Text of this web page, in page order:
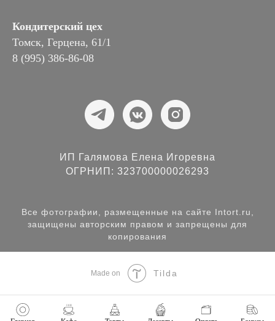
Кондитерский цех
Томск, Герцена, 61/1
8 (995) 386-86-08
ИП Галямова Елена Игоревна
ОГРНИП: 323700000026293
Все фотографии, размещенные на сайте Intort.ru,
защищены авторским правом и запрещены для
копирования
Made on Tilda